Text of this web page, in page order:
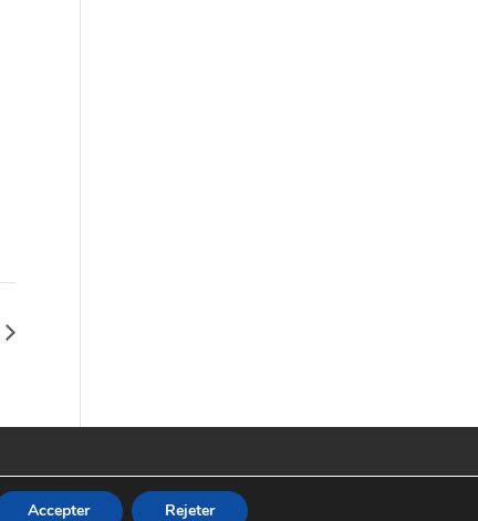
Accepter Rejeter